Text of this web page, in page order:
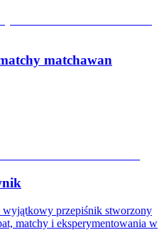
matchawan
przepiśnik stworzony
matchy i eksperymentowania w